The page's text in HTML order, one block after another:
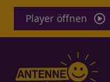
Player öffnen